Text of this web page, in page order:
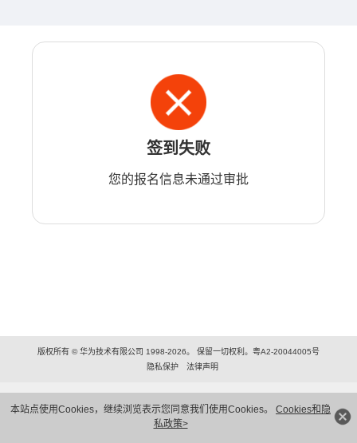
本站点使用Cookies，继续浏览表示您同意我们使用Cookies。 Cookies和隐
私政策>
签到失败
您的报名信息未通过审批
版权所有 © 华为技术有限公司 1998-2026。 保留一切权利。粤A2-20044005号
隐私保护
法律声明